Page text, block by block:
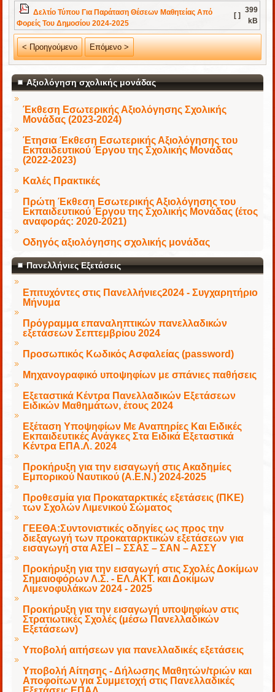
Δελτίο Τύπου Για Παράταση Θέσεων Μαθητείας Από
Φορείς Του Δημοσίου 2024-2025
[ ]
399
kB
< Προηγούμενο Επόμενο >
Αξιολόγηση σχολικής μονάδας
Έκθεση Εσωτερικής Αξιολόγησης Σχολικής
Μονάδας (2023-2024)
Έτησια Έκθεση Εσωτερικής Αξιολόγησης του
Εκπαιδευτικού Έργου της Σχολικής Μονάδας
(2022-2023)
Καλές Πρακτικές
Πρώτη Έκθεση Εσωτερικής Αξιολόγησης του
Εκπαιδευτικού Έργου της Σχολικής Μονάδας (έτος
αναφοράς: 2020-2021)
Οδηγός αξιολόγησης σχολικής μονάδας
Πανελλήνιες Εξετάσεις
Επιτυχόντες στις Πανελλήνιες2024 - Συγχαρητήριο
Μήνυμα
Πρόγραμμα επαναληπτικών πανελλαδικών
εξετάσεων Σεπτεμβρίου 2024
Προσωπικός Κωδικός Ασφαλείας (password)
Μηχανογραφικό υποψηφίων με σπάνιες παθήσεις
Εξεταστικά Κέντρα Πανελλαδικών Εξετάσεων
Ειδικών Μαθημάτων, έτους 2024
Εξέταση Υποψηφίων Με Αναπηρίες Και Ειδικές
Εκπαιδευτικές Ανάγκες Στα Ειδικά Εξεταστικά
Κέντρα ΕΠΑ.Λ. 2024
Προκήρυξη για την εισαγωγή στις Ακαδημίες
Εμπορικού Ναυτικού (Α.Ε.Ν.) 2024-2025
Προθεσμία για Προκαταρκτικές εξετάσεις (ΠΚΕ)
των Σχολών Λιμενικού Σώματος
ΓΕΕΘΑ:Συντονιστικές οδηγίες ως προς την
διεξαγωγή των προκαταρκτικών εξετάσεων για
εισαγωγή στα ΑΣΕΙ – ΣΣΑΣ – ΣΑΝ – ΑΣΣΥ
Προκήρυξη για την εισαγωγή στις Σχολές Δοκίμων
Σημαιοφόρων Λ.Σ. - ΕΛ.ΑΚΤ. και Δοκίμων
Λιμενοφυλάκων 2024 - 2025
Προκήρυξη για την εισαγωγή υποψηφίων στις
Στρατιωτικές Σχολές (μέσω Πανελλαδικών
Εξετάσεων)
Υποβολή αιτήσεων για πανελλαδικές εξετάσεις
Υποβολή Αίτησης - Δήλωσης Μαθητών/τριών και
Αποφοίτων για Συμμετοχή στις Πανελλαδικές